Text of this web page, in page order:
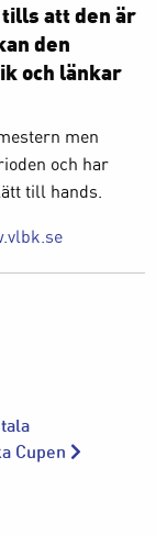
att den är
den
och länkar
men
och har
till hands.
Cupen